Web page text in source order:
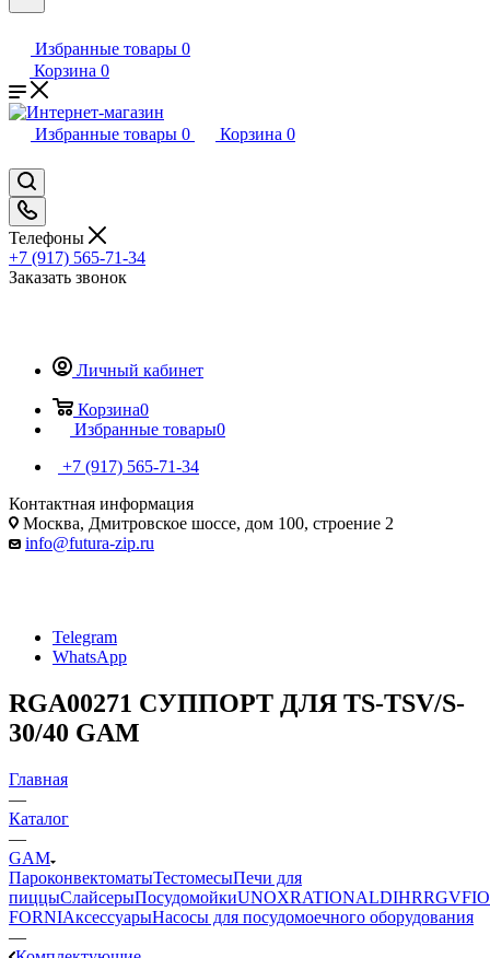
Избранные товары 0
Корзина 0
Избранные товары 0 Корзина 0
Телефоны
+7 (917) 565-71-34
Заказать звонок
Личный кабинет
Корзина0
Избранные товары0
+7 (917) 565-71-34
Контактная информация
Москва, Дмитровское шоссе, дом 100, строение 2
info@futura-zip.ru
Telegram
WhatsApp
RGA00271 СУППОРТ ДЛЯ TS-TSV/S-
30/40 GAM
Главная
—
Каталог
—
GAM
ПароконвектоматыТестомесыПечи для
пиццыСлайсерыПосудомойкиUNOXRATIONALDIHRRGV
FORNIАксессуарыНасосы для посудомоечного оборудования
—